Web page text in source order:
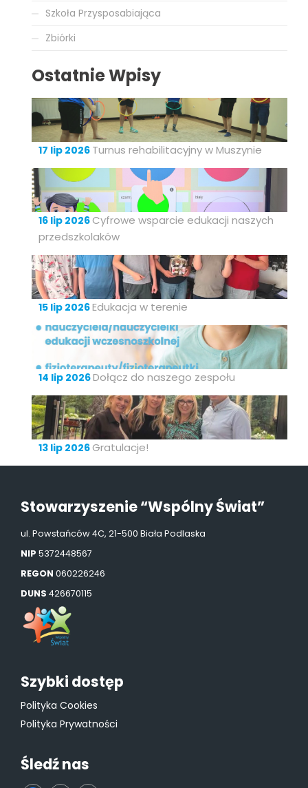
Szkoła Przysposabiająca
Zbiórki
Ostatnie Wpisy
17 lip 2026 Turnus rehabilitacyjny w Muszynie
16 lip 2026 Cyfrowe wsparcie edukacji naszych
przedszkolaków
15 lip 2026Edukacja w terenie
14 lip 2026Dołącz do naszego zespołu
13 lip 2026 Gratulacje!
Stowarzyszenie “Wspólny Świat”
ul. Powstańców 4C, 21-500 Biała Podlaska
NIP 5372448567
REGON 060226246
DUNS 426670115
Szybki dostęp
Polityka Cookies
Polityka Prywatności
Śledź nas